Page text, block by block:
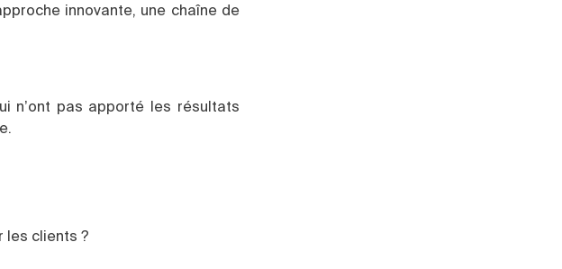
innovante, une chaîne de
n’ont pas apporté les résultats
les clients ?